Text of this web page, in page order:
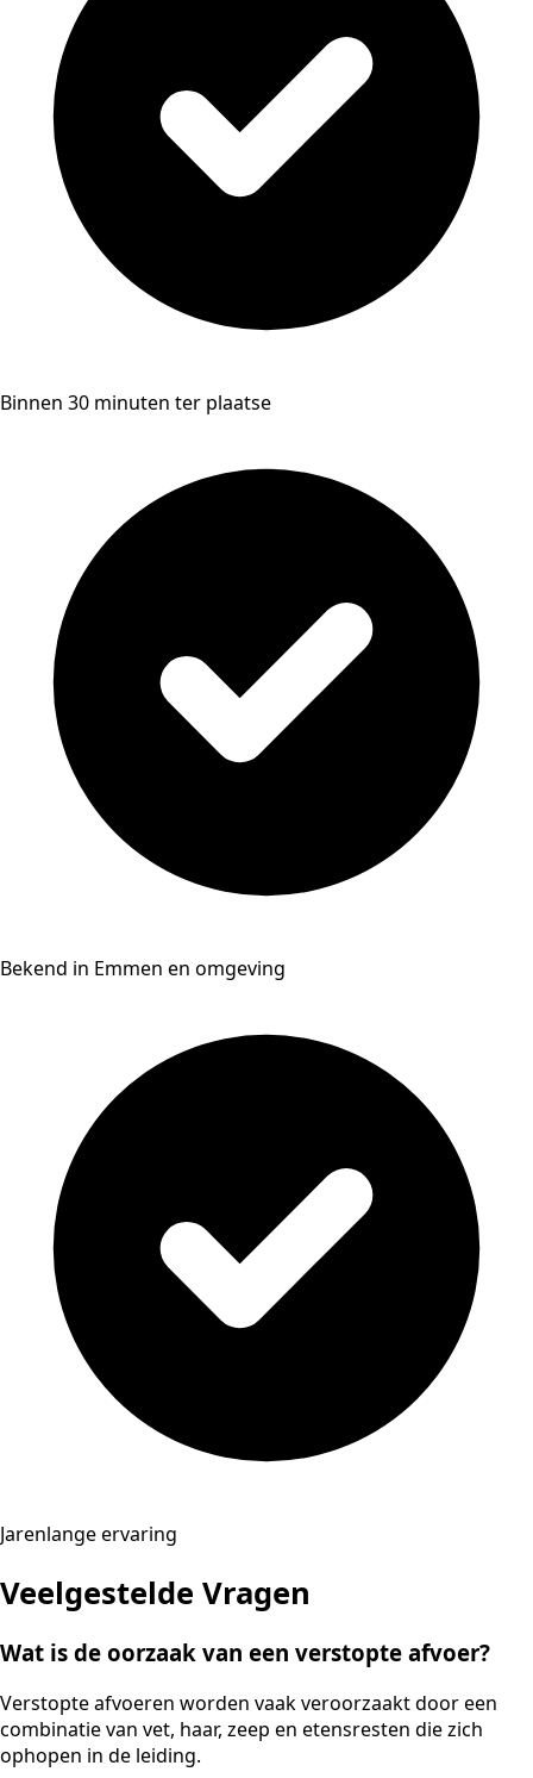
Binnen 30 minuten ter plaatse
Bekend in Emmen en omgeving
Jarenlange ervaring
Veelgestelde Vragen
Wat is de oorzaak van een verstopte afvoer?
Verstopte afvoeren worden vaak veroorzaakt door een
combinatie van vet, haar, zeep en etensresten die zich
ophopen in de leiding.